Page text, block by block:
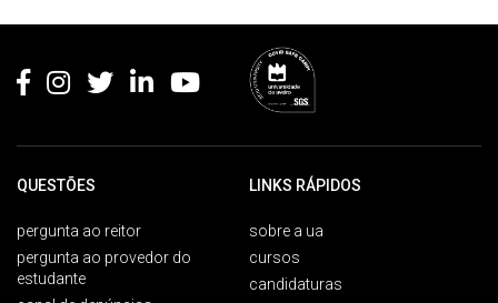
QUESTÕES
pergunta ao reitor
pergunta ao provedor do
estudante
LINKS RÁPIDOS
sobre a ua
cursos
candidaturas